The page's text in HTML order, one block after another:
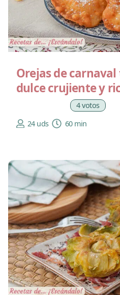
Orejas de
dulce crujiente y
4 votos
24 uds
60 min